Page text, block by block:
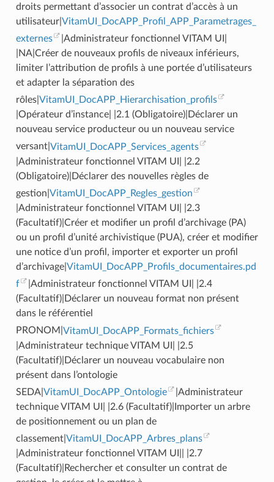
droits permettant d’associer un contrat d’accès à un
utilisateur| VitamUI_DocAPP_Profil_APP_Parametrages_
externes
|Administrateur fonctionnel VITAM UI|
|NA|Créer de nouveaux profils de niveaux inférieurs,
limiter l’attribution de profils à une portée d’utilisateurs
et adapter la séparation des
rôles| VitamUI_DocAPP_Hierarchisation_profils
|Opérateur d’instance| |2.1 (Obligatoire)|Déclarer un
nouveau service producteur ou un nouveau service
versant| VitamUI_DocAPP_Services_agents
|Administrateur fonctionnel VITAM UI| |2.2
(Obligatoire)|Déclarer des nouvelles règles de
gestion| VitamUI_DocAPP_Regles_gestion
|Administrateur fonctionnel VITAM UI| |2.3
(Facultatif)|Créer et modifier un profil d’archivage (PA)
ou un profil d’unité archivistique (PUA), créer et modifier
une notice d’un profil, importer et exporter un profil
d’archivage| VitamUI_DocAPP_Profils_documentaires.pd
f
|Administrateur fonctionnel VITAM UI| |2.4
(Facultatif)|Déclarer un nouveau format non présent
dans le référentiel
PRONOM| VitamUI_DocAPP_Formats_fichiers
|Administrateur technique VITAM UI| |2.5
(Facultatif)|Déclarer un nouveau vocabulaire non
présent dans l’ontologie
SEDA| VitamUI_DocAPP_Ontologie
|Administrateur
technique VITAM UI| |2.6 (Facultatif)|Importer un arbre
de positionnement ou un plan de
classement| VitamUI_DocAPP_Arbres_plans
|Administrateur fonctionnel VITAM UI|| |2.7
(Facultatif)|Rechercher et consulter un contrat de